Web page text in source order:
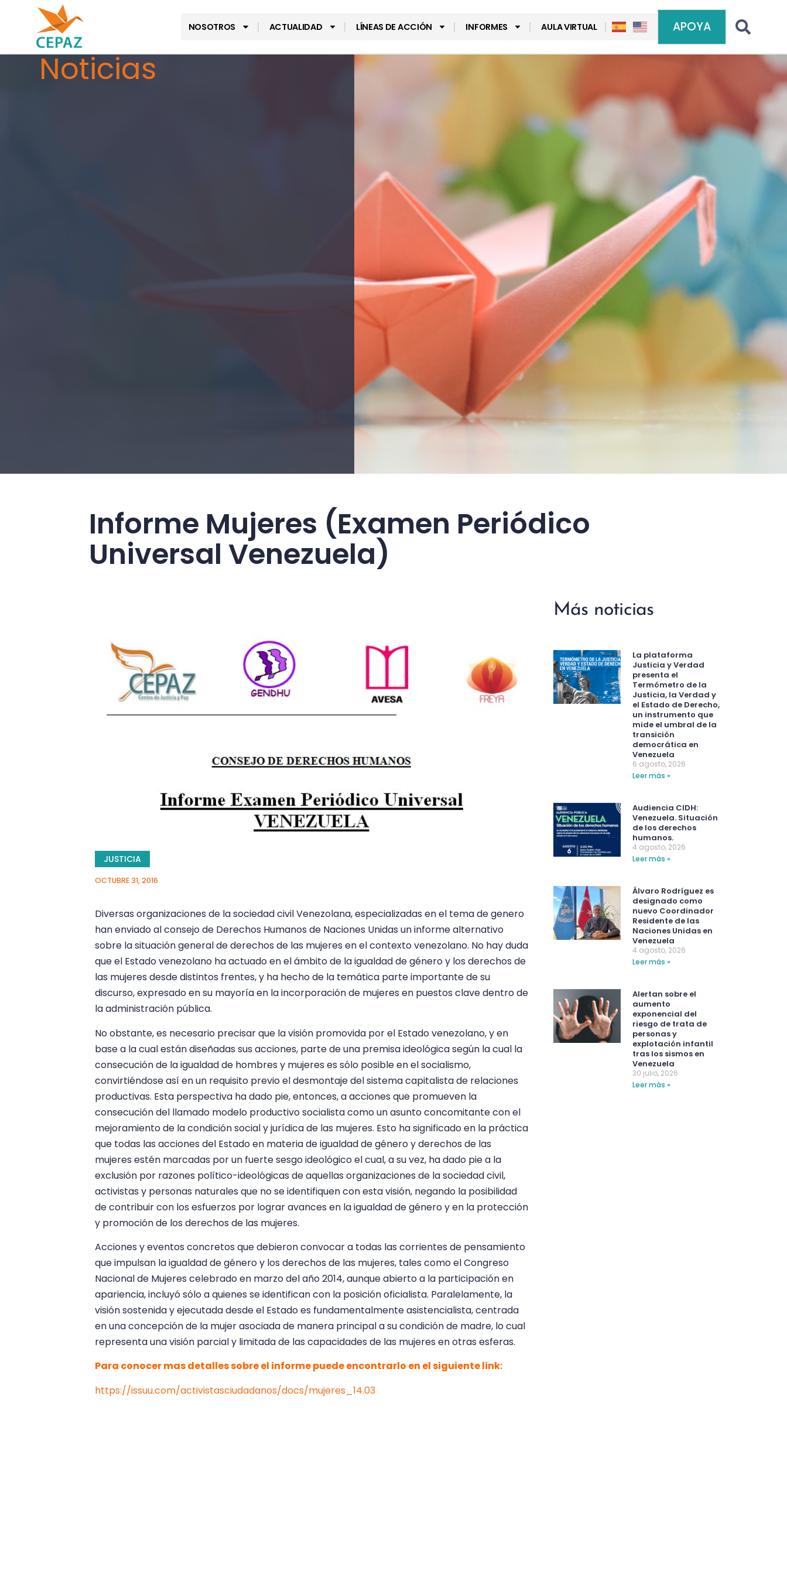
NOSOTROS ACTUALIDAD LÍNEAS DE ACCIÓN INFORMES AULA VIRTUAL APOYA
Noticias
Informe Mujeres (Examen Periódico
Universal Venezuela)
JUSTICIA
OCTUBRE 31, 2016
Diversas organizaciones de la sociedad civil Venezolana, especializadas en el tema de genero
han enviado al consejo de Derechos Humanos de Naciones Unidas un informe alternativo
sobre la situación general de derechos de las mujeres en el contexto venezolano. No hay duda
que el Estado venezolano ha actuado en el ámbito de la igualdad de género y los derechos de
las mujeres desde distintos frentes, y ha hecho de la temática parte importante de su
discurso, expresado en su mayoría en la incorporación de mujeres en puestos clave dentro de
la administración pública.
No obstante, es necesario precisar que la visión promovida por el Estado venezolano, y en
base a la cual están diseñadas sus acciones, parte de una premisa ideológica según la cual la
consecución de la igualdad de hombres y mujeres es sólo posible en el socialismo,
convirtiéndose así en un requisito previo el desmontaje del sistema capitalista de relaciones
productivas. Esta perspectiva ha dado pie, entonces, a acciones que promueven la
consecución del llamado modelo productivo socialista como un asunto concomitante con el
mejoramiento de la condición social y jurídica de las mujeres. Esto ha significado en la práctica
que todas las acciones del Estado en materia de igualdad de género y derechos de las
mujeres estén marcadas por un fuerte sesgo ideológico el cual, a su vez, ha dado pie a la
exclusión por razones político-ideológicas de aquellas organizaciones de la sociedad civil,
activistas y personas naturales que no se identifiquen con esta visión, negando la posibilidad
de contribuir con los esfuerzos por lograr avances en la igualdad de género y en la protección
y promoción de los derechos de las mujeres.
Acciones y eventos concretos que debieron convocar a todas las corrientes de pensamiento
que impulsan la igualdad de género y los derechos de las mujeres, tales como el Congreso
Nacional de Mujeres celebrado en marzo del año 2014, aunque abierto a la participación en
apariencia, incluyó sólo a quienes se identifican con la posición oficialista. Paralelamente, la
visión sostenida y ejecutada desde el Estado es fundamentalmente asistencialista, centrada
en una concepción de la mujer asociada de manera principal a su condición de madre, lo cual
representa una visión parcial y limitada de las capacidades de las mujeres en otras esferas.
Para conocer mas detalles sobre el informe puede encontrarlo en el siguiente link:
https://issuu.com/activistasciudadanos/docs/mujeres_14.03
Más noticias
La plataforma
Justicia y Verdad
presenta el
Termómetro de la
Justicia, la Verdad y
el Estado de Derecho,
un instrumento que
mide el umbral de la
transición
democrática en
Venezuela
6 agosto, 2026
Leer más »
Audiencia CIDH:
Venezuela. Situación
de los derechos
humanos.
4 agosto, 2026
Leer más »
Álvaro Rodríguez es
designado como
nuevo Coordinador
Residente de las
Naciones Unidas en
Venezuela
4 agosto, 2026
Leer más »
Alertan sobre el
aumento
exponencial del
riesgo de trata de
personas y
explotación infantil
tras los sismos en
Venezuela
30 julio, 2026
Leer más »